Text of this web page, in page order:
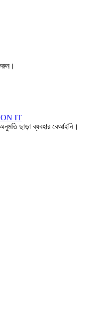
IT
ছাড়া ব্যবহার বেআইনি।